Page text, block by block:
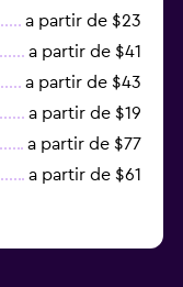
a partir de $23
a partir de $41
a partir de $43
a partir de $19
a partir de $77
a partir de $61